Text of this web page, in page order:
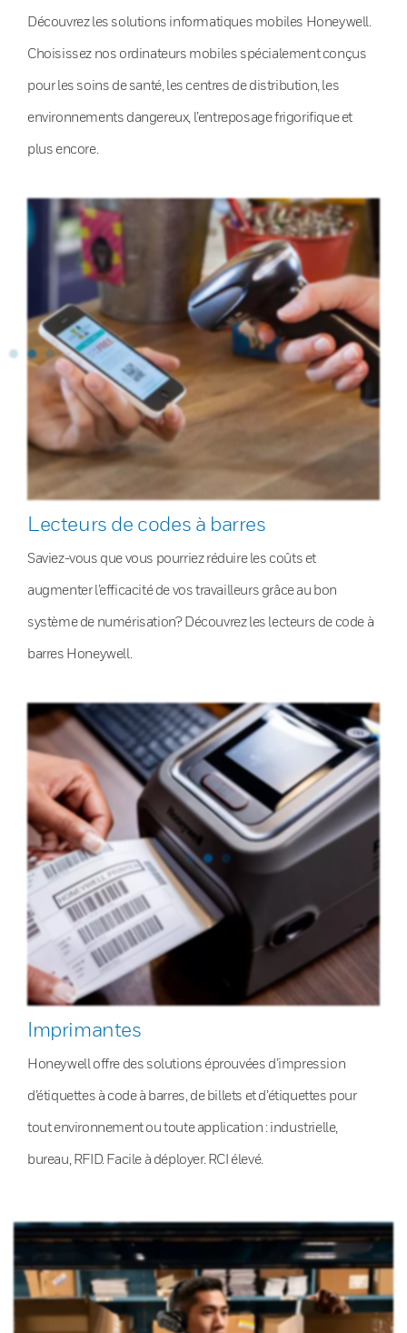
Découvrez les solutions informatiques mobiles Honeywell.
Choisissez nos ordinateurs mobiles spécialement conçus
pour les soins de santé, les centres de distribution, les
environnements dangereux, l’entreposage frigorifique et
plus encore.
Lecteurs de codes à barres
Saviez-vous que vous pourriez réduire les coûts et
augmenter l’efficacité de vos travailleurs grâce au bon
système de numérisation? Découvrez les lecteurs de code à
barres Honeywell.
Imprimantes
Honeywell offre des solutions éprouvées d’impression
d’étiquettes à code à barres, de billets et d’étiquettes pour
tout environnement ou toute application : industrielle,
bureau, RFID. Facile à déployer. RCI élevé.